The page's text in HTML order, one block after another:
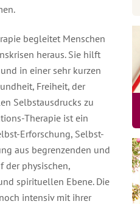
begleitet Menschen
heraus. Sie hilft
in einer sehr kurzen
Freiheit, der
Selbstausdrucks zu
Therapie ist ein
Erforschung, Selbst-
aus begrenzenden und
der physischen,
spirituellen Ebene. Die
intensiv mit ihrer